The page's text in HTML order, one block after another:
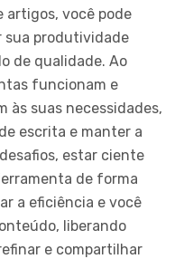
artigos, você pode
sua produtividade
de qualidade. Ao
funcionam e
às suas necessidades,
escrita e manter a
estar ciente
de forma
a eficiência e você
liberando
e compartilhar